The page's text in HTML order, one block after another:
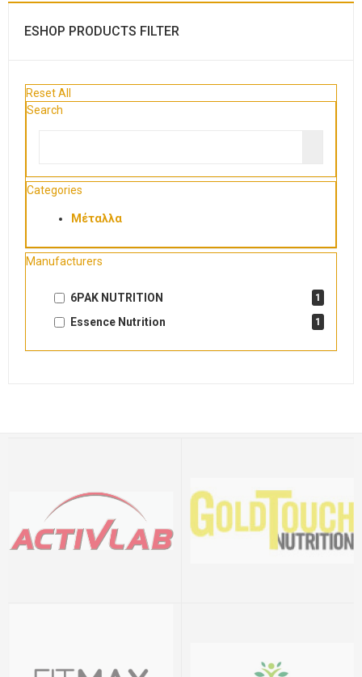
ESHOP PRODUCTS FILTER
Reset All
Search
Categories
Μέταλλα
Manufacturers
6PAK NUTRITION 1
Essence Nutrition 1